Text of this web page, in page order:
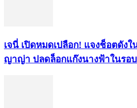
เจนี่ เปิดหมดเปลือก! แจงช็อตดัง
ญาญ่า ปลดล็อกแก๊งนางฟ้าในรอ